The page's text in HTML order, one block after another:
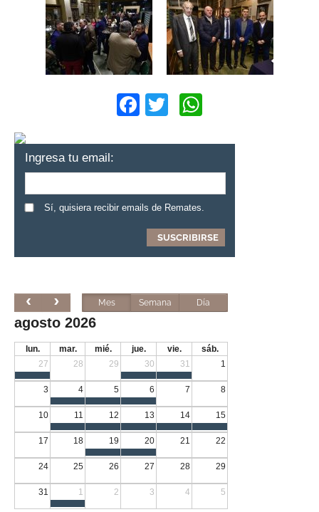
Facebook
Twitter
Ingresa tu email:
Sí, quisiera recibir emails de Remates.
Mes Semana Día
agosto 2026
lun. mar. mié. jue. vie.
sáb.
27
28 29 30 31 1
3 4 5 6 7 8
10 11 12 13 14 15
17 18 19 20 21 22
24 25 26 27 28 29
31 1 2 3 4 5